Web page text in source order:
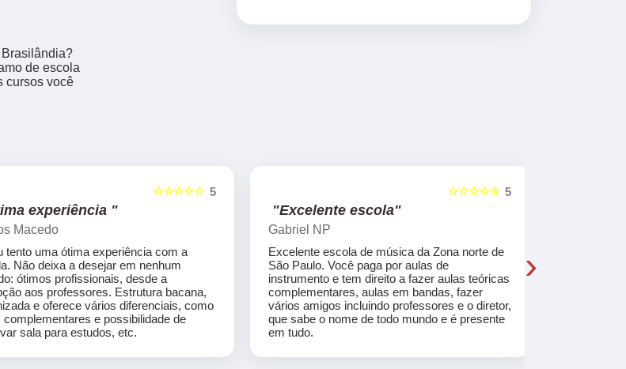
de escola
cursos você
5
☆☆☆☆☆
experiência "
Macedo
tento uma ótima experiência com a
Não deixa a desejar em nenhum
ótimos profissionais, desde a
aos professores. Estrutura bacana,
e oferece vários diferenciais, como
complementares e possibilidade de
sala para estudos, etc.
5
☆☆☆☆☆
"Excelente escola"
Gabriel NP
Excelente escola de música da Zona norte de
São Paulo. Você paga por aulas de
instrumento e tem direito a fazer aulas teóricas
complementares, aulas em bandas, fazer
vários amigos incluindo professores e o diretor,
que sabe o nome de todo mundo e é presente
em tudo.
›